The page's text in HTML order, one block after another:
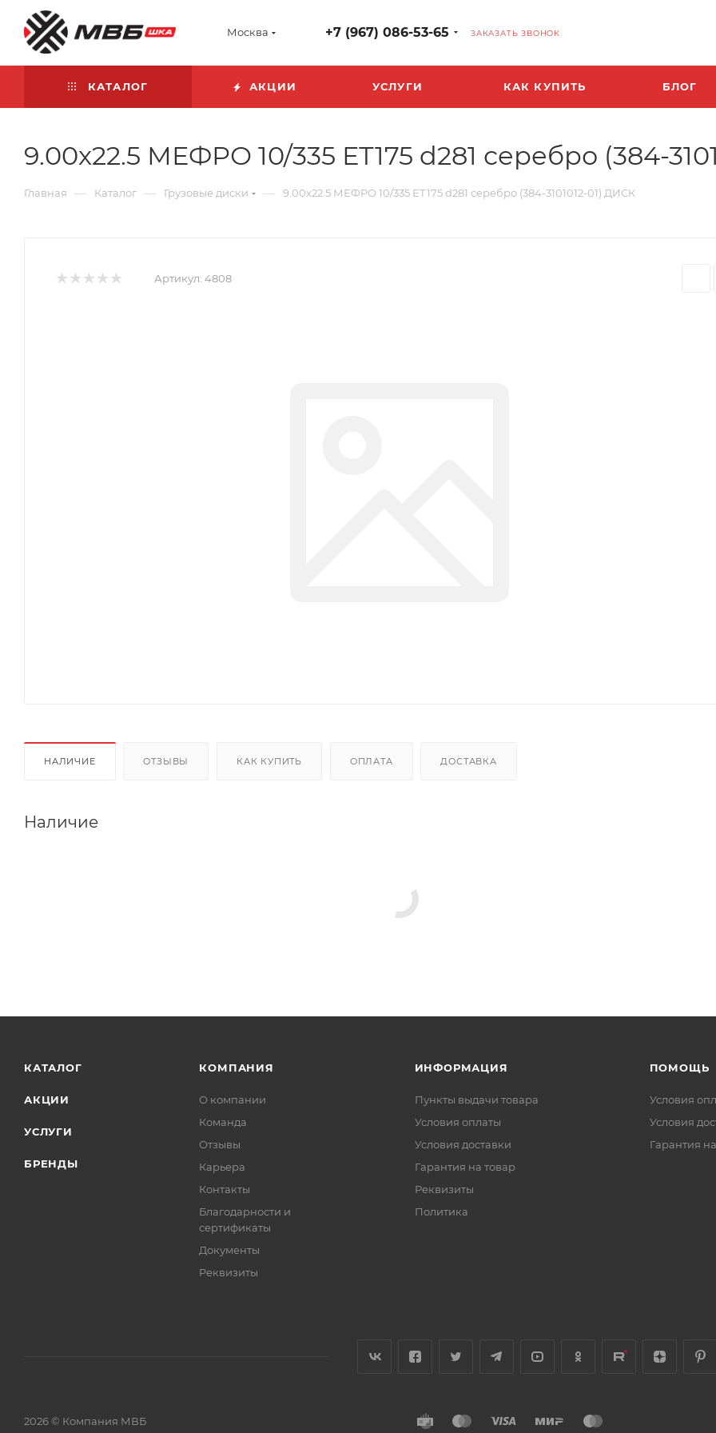
Москва +7 (967) 086-53-65 ЗАКАЗАТЬ ЗВОНОК
КАТАЛОГ АКЦИИ УСЛУГИ КАК КУПИТЬ БЛОГ
9.00x22.5 МЕФРО 10/335 ЕТ175 d281 серебро (384-
Главная — Каталог — Грузовые диски — 9.00x22.5 МЕФРО 10/335 ЕТ175 d281 серебро (384-3101012-01) ДИСК
Артикул: 4808
НАЛИЧИЕ ОТЗЫВЫ КАК КУПИТЬ ОПЛАТА ДОСТАВКА
Наличие
КАТАЛОГ
АКЦИИ
УСЛУГИ
БРЕНДЫ
КОМПАНИЯ
О компании
Команда
Отзывы
Карьера
Контакты
Благодарности и
сертификаты
Документы
Реквизиты
ИНФОРМАЦИЯ
Пункты выдачи товара
Условия оплаты
Условия доставки
Гарантия на товар
Реквизиты
Политика
ПОМОЩЬ
Условия
Условия
Гарантия
2026 © Компания МВБ